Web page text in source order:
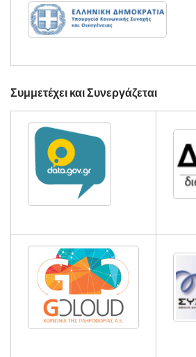
Συμμετέχει και Συνεργάζεται